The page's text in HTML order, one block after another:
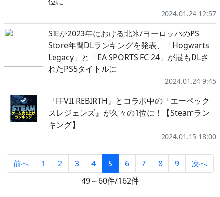
2024.01.24 12:57
SIEが2023年における北米/ヨーロッパのPS
Store年間DLランキングを発表、「Hogwarts
Legacy」と「EA SPORTS FC 24」が最もDLさ
れたPS5タイトルに
2024.01.24 9:45
『FFVII REBIRTH』とコラボ中の『エーペック
スレジェンズ』が久々の1位に！【Steamラン
キング】
2024.01.15 18:00
前へ 1 2 3 4 5 6 7 8 9
次へ
49～60件/162件